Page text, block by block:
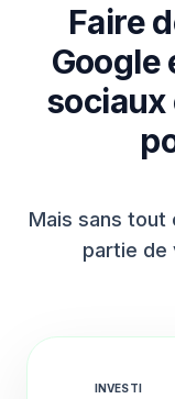
Faire
Google
sociaux
Mais sans tout
partie de
INVESTI